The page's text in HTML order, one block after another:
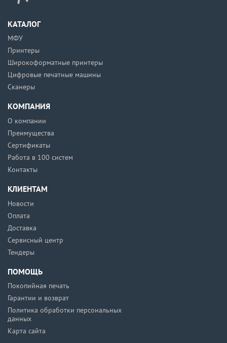
КАТАЛОГ
МФУ
Принтеры
Широкоформатные принтеры
Цифровые печатные машины
Сканеры
КОМПАНИЯ
О компании
Преимущества
Сертификаты
Работа в 100 систем
Контакты
КЛИЕНТАМ
Новости
Оплата
Доставка
Сервисный центр
Тендеры
ПОМОЩЬ
Покопийная печать
Гарантии и возврат
Политика обработки персональных
данных
Карта сайта